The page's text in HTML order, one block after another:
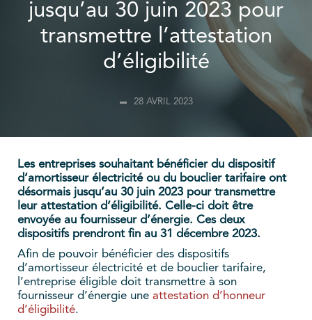
jusqu’au 30 juin 2023 pour
transmettre l’attestation
d’éligibilité
28 AVRIL 2023
Les entreprises souhaitant bénéficier du dispositif
d’amortisseur électricité ou du bouclier tarifaire ont
désormais jusqu’au 30 juin 2023 pour transmettre
leur attestation d’éligibilité. Celle-ci doit être
envoyée au fournisseur d’énergie. Ces deux
dispositifs prendront fin au 31 décembre 2023.
Afin de pouvoir bénéficier des dispositifs
d’amortisseur électricité et de bouclier tarifaire,
l’entreprise éligible doit transmettre à son
fournisseur d’énergie une attestation d’honneur
d’éligibilité.